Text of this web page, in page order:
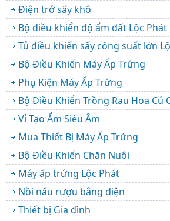
Điện trở sấy khô
Bộ điều khiển độ ẩm đất Lộc Phát
Tủ điều khiển sấy công suất lớn
Bộ Điều Khiển Máy Ấp Trứng
Phụ Kiện Máy Ấp Trứng
Bộ Điều Khiển Trồng Rau Hoa Củ
Vỉ Tạo Ẩm Siêu Âm
Mua Thiết Bị Máy Ấp Trứng
Bộ Điều Khiển Chăn Nuôi
Máy ấp trứng Lộc Phát
Nồi nấu rượu bằng điện
Thiết bị Gia đình